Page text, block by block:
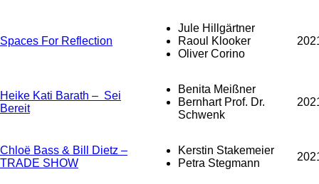
Spaces For Reflection
Jule Hillgärtner
Raoul Klooker
Oliver Corino
Heike Kati Barath – Sei
Bereit
Benita Meißner
Bernhart Prof. Dr.
Schwenk
Chloë Bass & Bill Dietz –
TRADE SHOW
Kerstin Stakemeier
Petra Stegmann